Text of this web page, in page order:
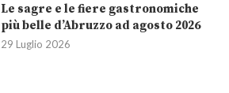
Le sagre e le fiere gastronomiche
più belle d’Abruzzo ad agosto 2026
29 Luglio 2026